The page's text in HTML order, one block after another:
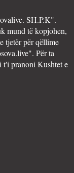
SH.P.K".
mund të kopjohen,
tjetër për qëllime
Për ta
t'i pranoni Kushtet e